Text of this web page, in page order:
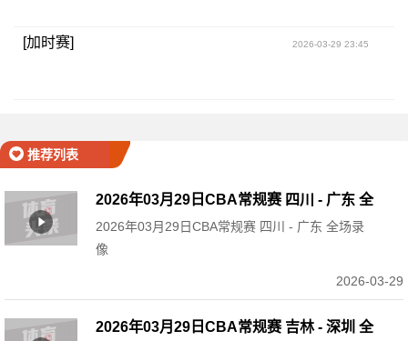
[加时赛] 2026-03-29 23:45
推荐列表
2026年03月29日CBA常规赛 四川 - 广东 全
场录像
2026年03月29日CBA常规赛 四川 - 广东 全场录
像
2026-03-29
2026年03月29日CBA常规赛 吉林 - 深圳 全